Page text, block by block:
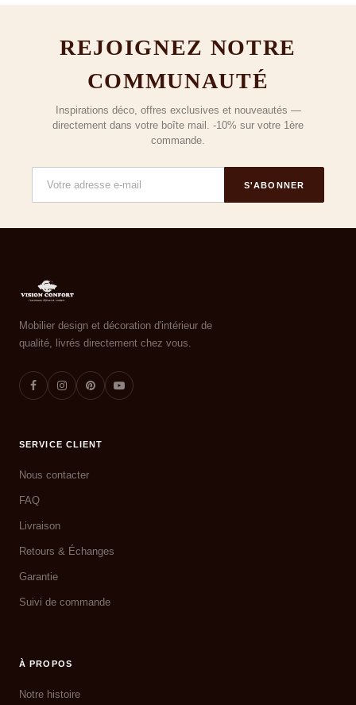
REJOIGNEZ NOTRE
COMMUNAUTÉ
Inspirations déco, offres exclusives et nouveautés —
directement dans votre boîte mail. -10% sur votre 1ère
commande.
S'ABONNER
Mobilier design et décoration d'intérieur de
qualité, livrés directement chez vous.
SERVICE CLIENT
Nous contacter
FAQ
Livraison
Retours & Échanges
Garantie
Suivi de commande
À PROPOS
Notre histoire